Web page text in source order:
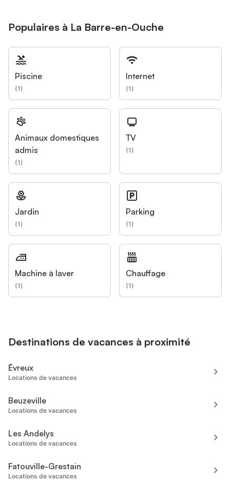
Populaires à La Barre-en-Ouche
Piscine
(1)
Internet
(1)
Animaux domestiques
admis
(1)
TV
(1)
Jardin
(1)
Parking
(1)
Machine à laver
(1)
Chauffage
(1)
Destinations de vacances à proximité
Évreux
Locations de vacances
Beuzeville
Locations de vacances
Les Andelys
Locations de vacances
Fatouville-Grestain
Locations de vacances